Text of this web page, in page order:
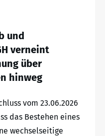
und
verneint
über
hinweg
vom 23.06.2026
das Bestehen eines
wechselseitige